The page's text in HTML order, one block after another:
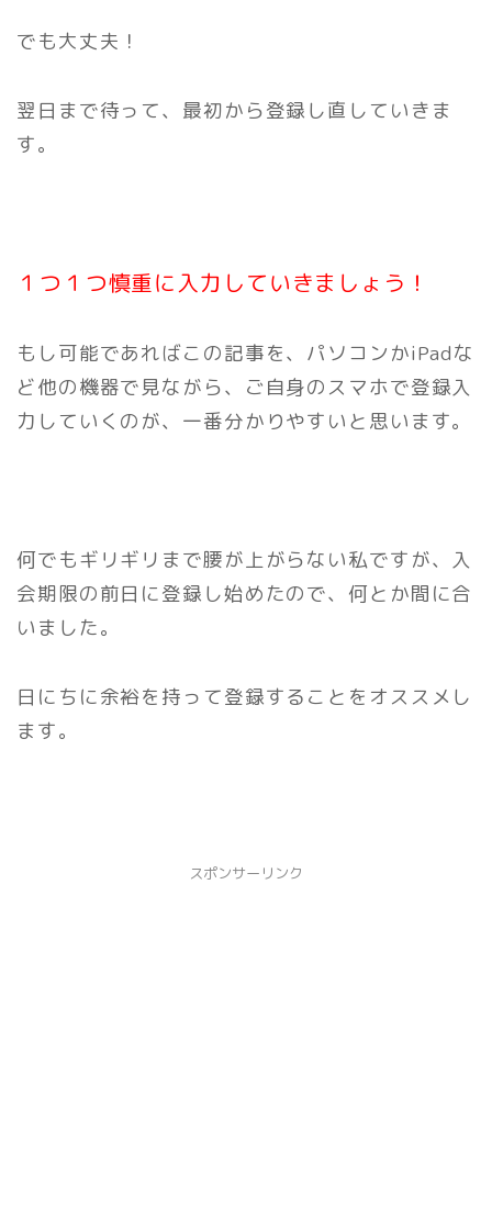
でも大丈夫！
翌日まで待って、最初から登録し直していきま
す。
１つ１つ慎重に入力していきましょう！
もし可能であればこの記事を、パソコンかiPadな
ど他の機器で見ながら、ご自身のスマホで登録入
力していくのが、一番分かりやすいと思います。
何でもギリギリまで腰が上がらない私ですが、入
会期限の前日に登録し始めたので、何とか間に合
いました。
日にちに余裕を持って登録することをオススメし
ます。
スポンサーリンク